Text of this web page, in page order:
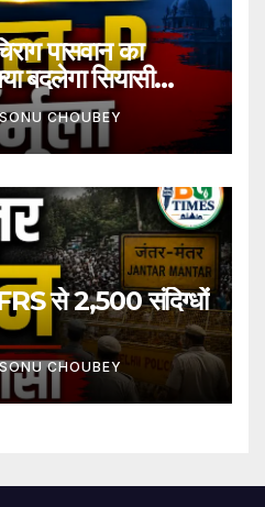
पासवान का
बदलेगा सियासी
SONU CHOUBEY
से 2,500 संदिग्धों
SONU CHOUBEY